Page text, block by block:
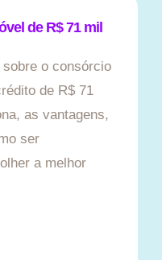
de R$ 71 mil
o consórcio
de R$ 71
as vantagens,
ser
a melhor